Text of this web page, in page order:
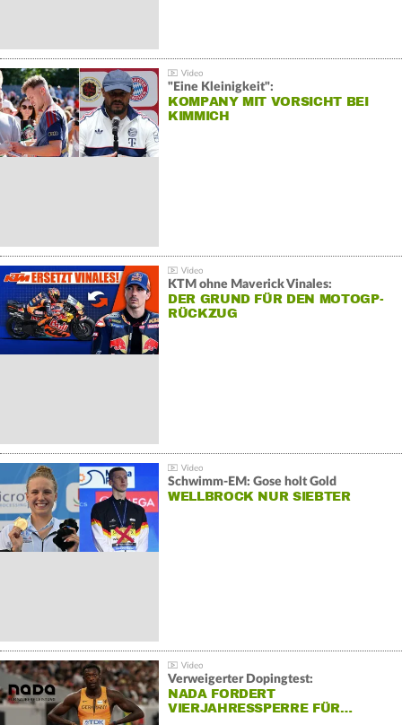
"Eine Kleinigkeit":
KOMPANY MIT VORSICHT BEI
KIMMICH
KTM ohne Maverick Vinales:
DER GRUND FÜR DEN MOTOGP-
RÜCKZUG
Schwimm-EM: Gose holt Gold
WELLBROCK NUR SIEBTER
Verweigerter Dopingtest:
NADA FORDERT
VIERJAHRESSPERRE FÜR…